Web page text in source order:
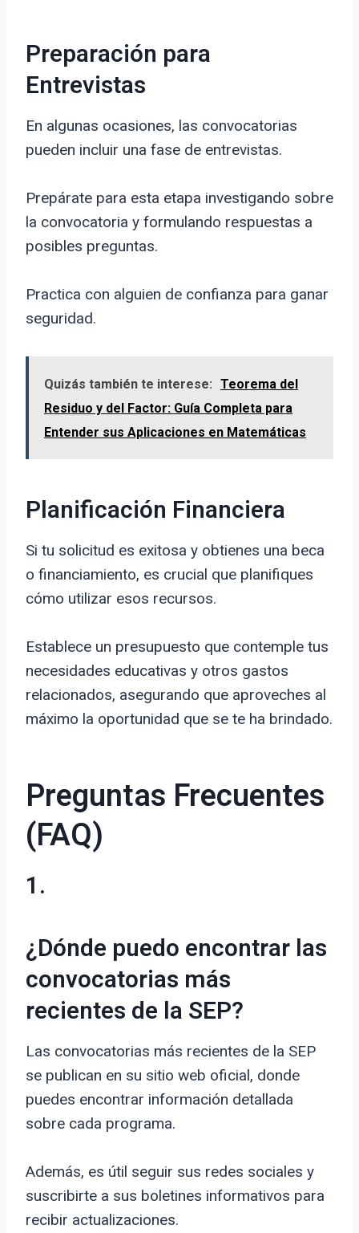
Preparación para
Entrevistas
En algunas ocasiones, las convocatorias
pueden incluir una fase de entrevistas.
Prepárate para esta etapa investigando sobre
la convocatoria y formulando respuestas a
posibles preguntas.
Practica con alguien de confianza para ganar
seguridad.
Quizás también te interese: Teorema del
Residuo y del Factor: Guía Completa para
Entender sus Aplicaciones en Matemáticas
Planificación Financiera
Si tu solicitud es exitosa y obtienes una beca
o financiamiento, es crucial que planifiques
cómo utilizar esos recursos.
Establece un presupuesto que contemple tus
necesidades educativas y otros gastos
relacionados, asegurando que aproveches al
máximo la oportunidad que se te ha brindado.
Preguntas Frecuentes
(FAQ)
1.
¿Dónde puedo encontrar las
convocatorias más
recientes de la SEP?
Las convocatorias más recientes de la SEP
se publican en su sitio web oficial, donde
puedes encontrar información detallada
sobre cada programa.
Además, es útil seguir sus redes sociales y
suscribirte a sus boletines informativos para
recibir actualizaciones.